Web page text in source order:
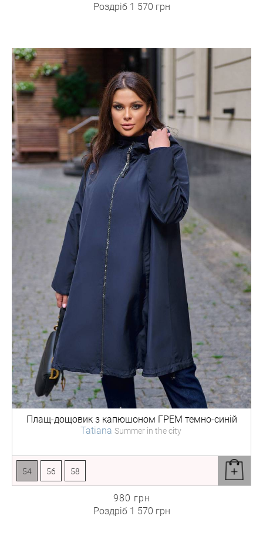
Роздріб 1 570 грн
Плащ-дощовик з капюшоном ГРЕМ темно-синій
Tatiana Summer in the city
54 56 58
980 грн
Роздріб 1 570 грн